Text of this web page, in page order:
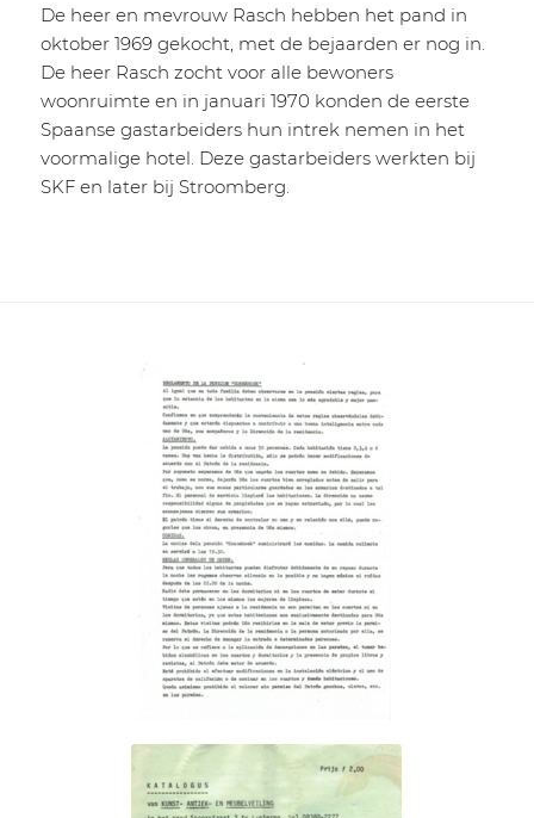
De heer en mevrouw Rasch hebben het pand in
oktober 1969 gekocht, met de bejaarden er nog in.
De heer Rasch zocht voor alle bewoners
woonruimte en in januari 1970 konden de eerste
Spaanse gastarbeiders hun intrek nemen in het
voormalige hotel. Deze gastarbeiders werkten bij
SKF en later bij Stroomberg.